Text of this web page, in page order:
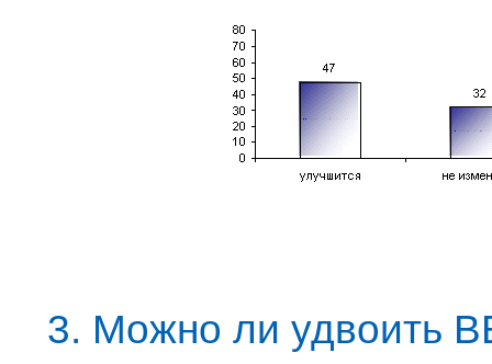
3. Можно ли удвоить